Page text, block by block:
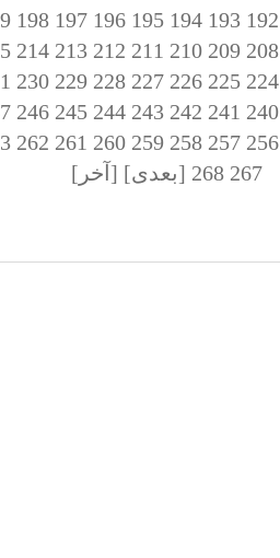
192
193
194
195
196
197
198
208
209
210
211
212
213
214
224
225
226
227
228
229
230
240
241
242
243
244
245
246
256
257
258
259
260
261
262
267
268 [بعدی] [آخر]